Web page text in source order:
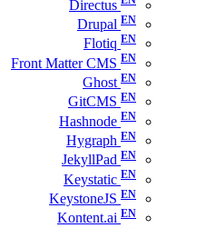
Directus
Drupal
Flotiq
Front Matter CMS
Ghost
GitCMS
Hashnode
Hygraph
JekyllPad
Keystatic
KeystoneJS
Kontent.ai